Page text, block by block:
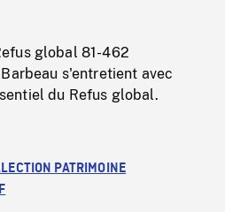
global 81-462
s'entretient avec
du Refus global.
PATRIMOINE